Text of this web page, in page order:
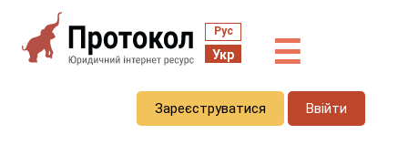
Рус
Укр ☰
Зареєструватися Ввійти